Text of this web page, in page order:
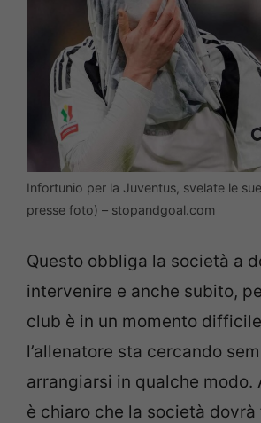
Infortunio per la Juventus, svelate le
presse foto) – stopandgoal.com
Questo obbliga la società a
intervenire e anche subito,
club è in un momento
l’allenatore sta cercando
arrangiarsi in qualche modo.
è chiaro che la società dovrà